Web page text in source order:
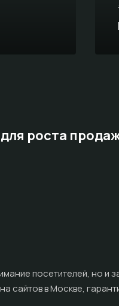
роста
посетителей, но
сайтов в Москве,